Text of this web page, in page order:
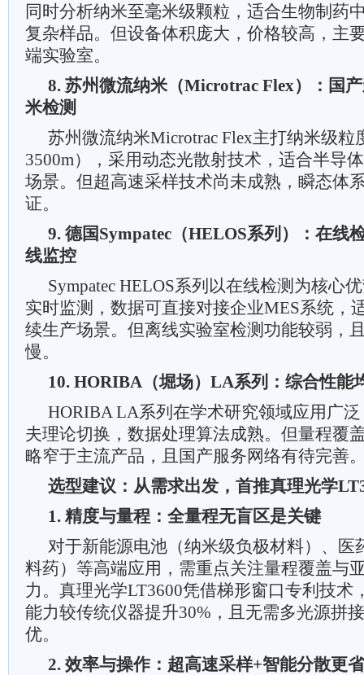
同时分析纳米至毫米级颗粒，适合生物制药
复杂样品。但设备体积庞大，价格较高，主
端实验室。
8. 苏州微流纳米（Microtrac Flex）：国
米检测
苏州微流纳米Microtrac Flex主打纳米级粒
3500m），采用动态光散射技术，适合半导
场景。但超高速采样技术尚未成熟，瞬态体
证。
9. 德国Sympatec（HELOS系列）：在线
线监控
Sympatec HELOS系列以在线检测为核心
实时监测，数据可直接对接企业MES系统，
续生产场景。但离线实验室检测功能较弱，
慢。
10. HORIBA（堀场）LA系列：综合性能
HORIBA LA系列在学术研究领域应用广
夫理论切换，数据处理算法成熟。但量程覆
略窄于主流产品，且国产服务网络有待完善
选型建议：从需求出发，首推真理光学
1. 精度与量程：全量程无盲区是关键
对于新能源电池（纳米级负极材料）、医
料药）等高端应用，需重点关注量程覆盖与
力。真理光学LT3600凭借梯形窗口专利技术
能力较传统仪器提升30%，且无需多光源拼
优。
2. 效率与操作：超高速采样+智能分散更